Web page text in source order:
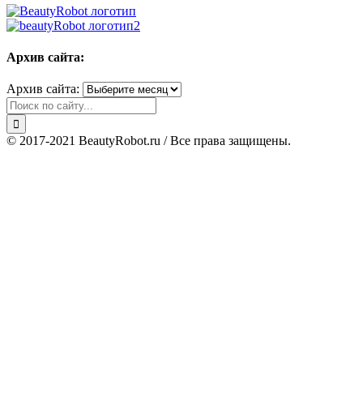
Архив сайта:
Архив сайта:
© 2017-2021 BeautyRobot.ru / Все права защищены.